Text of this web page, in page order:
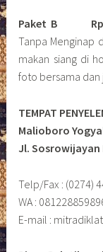
Paket B
Rp
Tanpa Menginap
makan siang di
foto bersama dan
TEMPAT
Malioboro
Jl. Sosrowijayan
Telp/Fax : (0274)
WA :
E-mail :